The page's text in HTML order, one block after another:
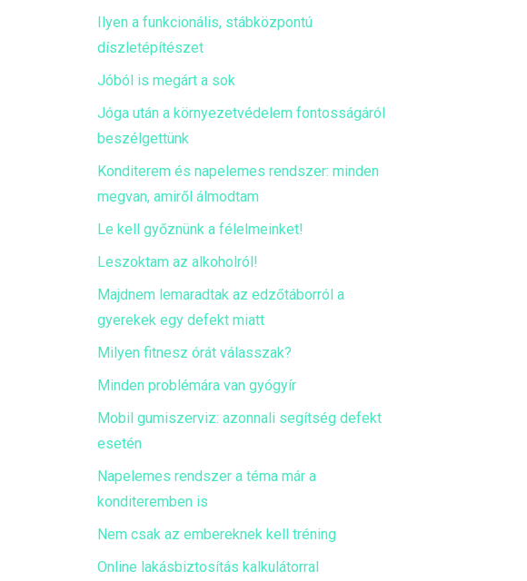
Ilyen a funkcionális, stábközpontú
díszletépítészet
Jóból is megárt a sok
Jóga után a környezetvédelem fontosságáról
beszélgettünk
Konditerem és napelemes rendszer: minden
megvan, amiről álmodtam
Le kell győznünk a félelmeinket!
Leszoktam az alkoholról!
Majdnem lemaradtak az edzőtáborról a
gyerekek egy defekt miatt
Milyen fitnesz órát válasszak?
Minden problémára van gyógyír
Mobil gumiszerviz: azonnali segítség defekt
esetén
Napelemes rendszer a téma már a
konditeremben is
Nem csak az embereknek kell tréning
Online lakásbiztosítás kalkulátorral